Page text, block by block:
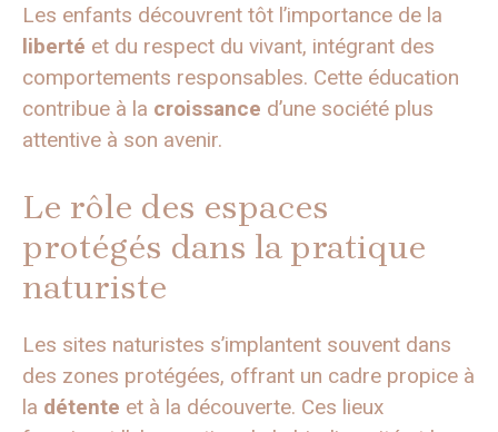
Les enfants découvrent tôt l’importance de la
liberté et du respect du vivant, intégrant des
comportements responsables. Cette éducation
contribue à la croissance d’une société plus
attentive à son avenir.
Le rôle des espaces
protégés dans la pratique
naturiste
Les sites naturistes s’implantent souvent dans
des zones protégées, offrant un cadre propice à
la détente et à la découverte. Ces lieux